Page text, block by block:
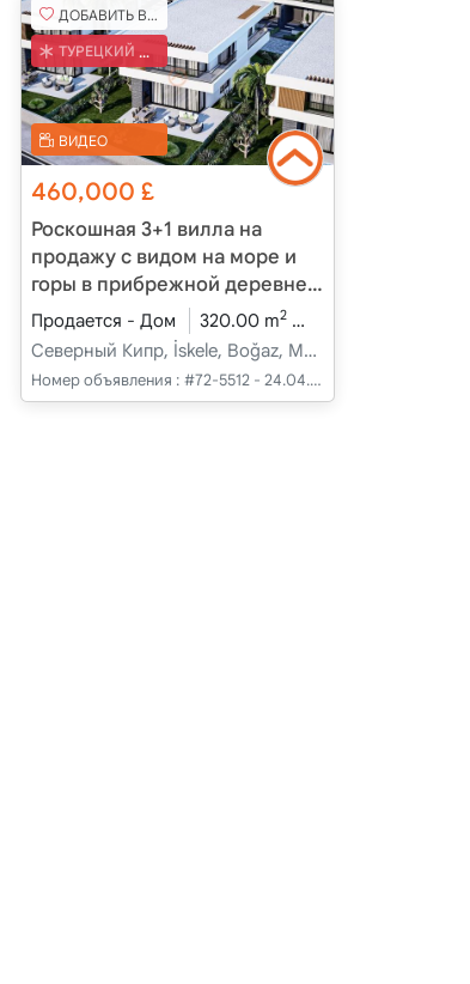
ДОБАВИТЬ В ИЗБРАННОЕ
ТУРЕЦКИЙ КОБ
ВИДЕО
460,000 £
Роскошная 3+1 вилла на
продажу с видом на море и
горы в прибрежной деревне
Бозаз, Северный Кипр
Продается - Дом 320.00 m2
Северный Кипр, İskele, Boğaz, Merkez - Merkez
Номер объявления : #72-5512 - 24.04.2025